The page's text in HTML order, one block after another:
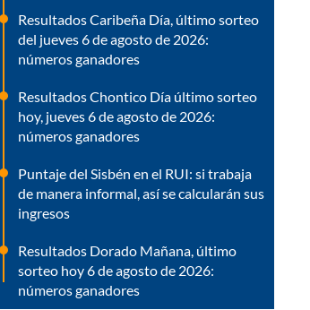
Resultados Caribeña Día, último sorteo
del jueves 6 de agosto de 2026:
números ganadores
Resultados Chontico Día último sorteo
hoy, jueves 6 de agosto de 2026:
números ganadores
Puntaje del Sisbén en el RUI: si trabaja
de manera informal, así se calcularán sus
ingresos
Resultados Dorado Mañana, último
sorteo hoy 6 de agosto de 2026:
números ganadores